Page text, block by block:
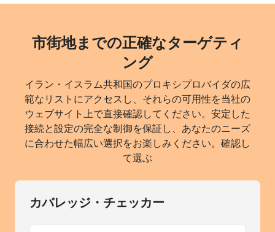
市街地までの正確なターゲティ
ング
イラン・イスラム共和国のプロキシプロバイダの広
範なリストにアクセスし、それらの可用性を当社の
ウェブサイト上で直接確認してください。安定した
接続と設定の完全な制御を保証し、あなたのニーズ
に合わせた幅広い選択をお楽しみください。確認し
て選ぶ
カバレッジ・チェッカー